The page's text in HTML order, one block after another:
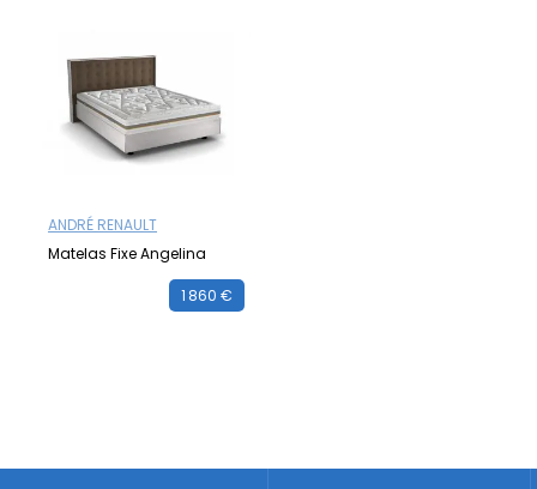
ANDRÉ RENAULT
Matelas Fixe Angelina
1 860 €